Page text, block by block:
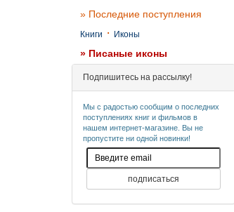
» Последние поступления
Книги · Иконы
» Писаные иконы
Подпишитесь на рассылку!
Мы с радостью сообщим о последних
поступлениях книг и фильмов в
нашем интернет-магазине. Вы не
пропустите ни одной новинки!